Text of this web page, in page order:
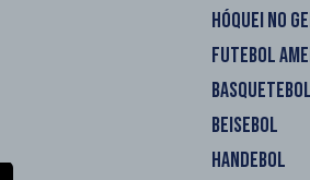
HÓQUEI NO
FUTEBOL
BASQUETEBOL
BEISEBOL
HANDEBOL